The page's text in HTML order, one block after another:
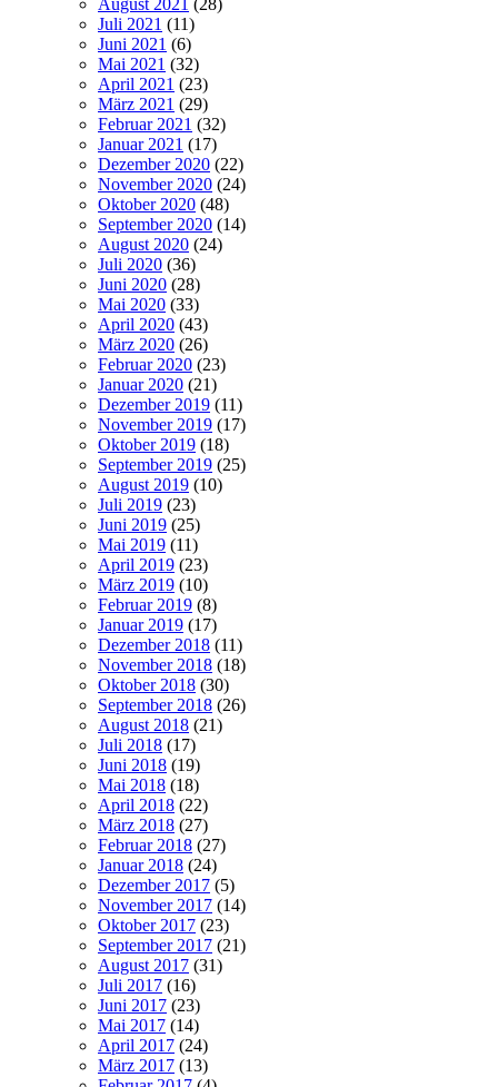
August 2021
(28)
Juli 2021 (11)
Juni 2021 (6)
Mai 2021 (32)
April 2021 (23)
März 2021 (29)
Februar 2021 (32)
Januar 2021 (17)
Dezember 2020 (22)
November 2020 (24)
Oktober 2020 (48)
September 2020 (14)
August 2020 (24)
Juli 2020 (36)
Juni 2020 (28)
Mai 2020 (33)
April 2020 (43)
März 2020 (26)
Februar 2020 (23)
Januar 2020 (21)
Dezember 2019 (11)
November 2019 (17)
Oktober 2019 (18)
September 2019 (25)
August 2019 (10)
Juli 2019 (23)
Juni 2019 (25)
Mai 2019 (11)
April 2019 (23)
März 2019 (10)
Februar 2019 (8)
Januar 2019 (17)
Dezember 2018 (11)
November 2018 (18)
Oktober 2018 (30)
September 2018 (26)
August 2018 (21)
Juli 2018 (17)
Juni 2018 (19)
Mai 2018 (18)
April 2018 (22)
März 2018 (27)
Februar 2018 (27)
Januar 2018 (24)
Dezember 2017 (5)
November 2017 (14)
Oktober 2017 (23)
September 2017 (21)
August 2017 (31)
Juli 2017 (16)
Juni 2017 (23)
Mai 2017 (14)
April 2017 (24)
März 2017 (13)